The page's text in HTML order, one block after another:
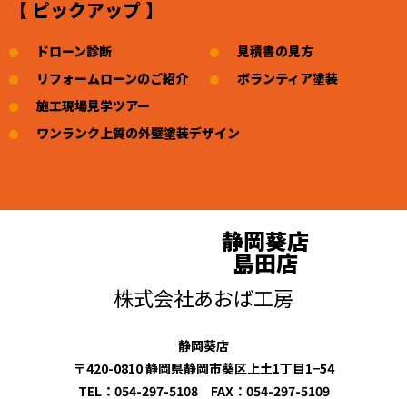
【 ピックアップ 】
ドローン診断
リフォームローンのご紹介
見積書の見方
ボランティア塗装
施工現場見学ツアー
ワンランク上質の外壁塗装デザイン
静岡葵店
島田店
株式会社あおば工房
静岡葵店
〒420-0810 静岡県静岡市葵区上土1丁目1−54
TEL：054-297-5108 FAX：054-297-5109